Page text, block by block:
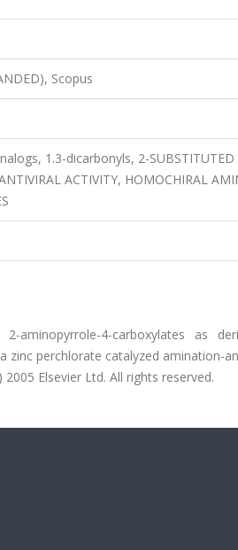
Scopus
1.3-dicarbonyls, 2-SUBSTITUTED
ACTIVITY, HOMOCHIRAL
4-carboxylates as
zinc perchlorate catalyzed amination-
Elsevier Ltd. All rights reserved.